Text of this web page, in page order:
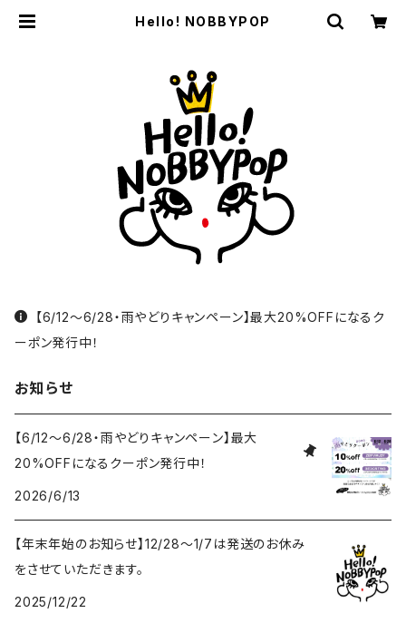
Hello! NOBBYPOP
【6/12〜6/28・雨やどりキャンペーン】最大20%OFFになるク
ーポン発行中！
お知らせ
【6/12〜6/28・雨やどりキャンペーン】最大
20%OFFになるクーポン発行中！
2026/6/13
【年末年始のお知らせ】12/28〜1/7は発送のお休み
をさせていただきます。
2025/12/22